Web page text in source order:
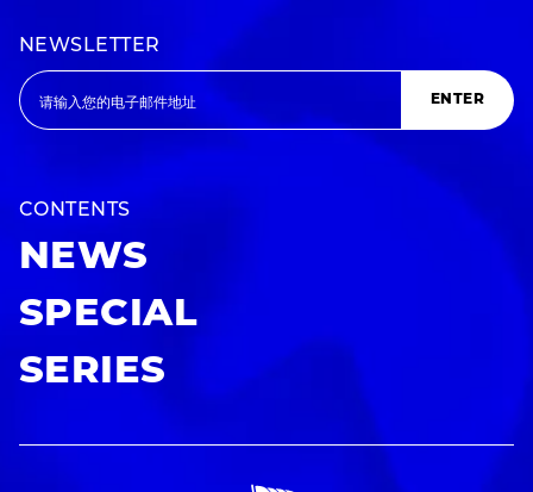
NEWSLETTER
ENTER
CONTENTS
NEWS
SPECIAL
SERIES